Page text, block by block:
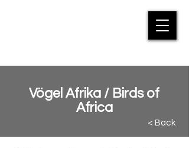
Vögel Afrika / Birds of
Africa
< Back